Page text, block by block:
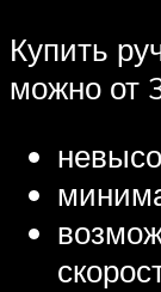
Купить
можно от